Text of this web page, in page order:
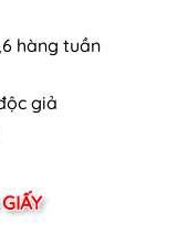
hàng tuần
giả